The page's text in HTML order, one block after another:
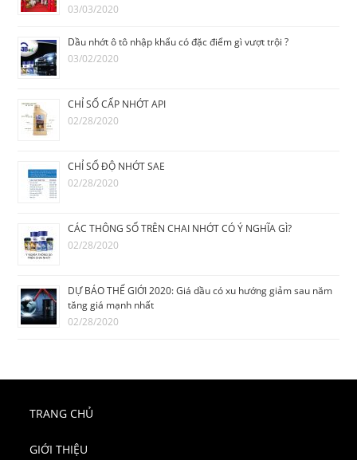
03/03/2020
Dầu nhớt ô tô nhập khẩu có đặc điểm gì vượt trội ?
03/02/2020
CHỈ SỐ CẤP NHỚT API
02/28/2020
CHỈ SỐ ĐỘ NHỚT SAE
02/28/2020
CÁC THÔNG SỐ TRÊN CHAI NHỚT CÓ Ý NGHĨA GÌ?
02/28/2020
DỰ BÁO THẾ GIỚI 2020: Giá dầu có xu hướng giảm sau năm
tăng giá mạnh nhất
02/28/2020
TRANG CHỦ
GIỚI THIỆU